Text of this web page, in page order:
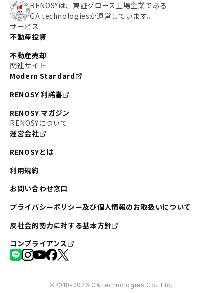
RENOSYは、東証グロース上場企業である
GA technologiesが運営しています。
サービス
不動産投資
不動産売却
関連サイト
Modern Standard
RENOSY 利諾喜
RENOSY マガジン
RENOSYについて
運営会社
RENOSYとは
利用規約
お問い合わせ窓口
プライバシーポリシー及び個人情報のお取扱いについて
反社会的勢力に対する基本方針
コンプライアンス
©︎2018-2026 GA technologies Co., Ltd.